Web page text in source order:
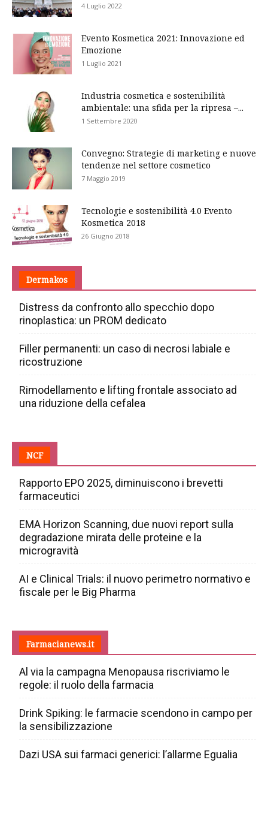
4 Luglio 2022
Evento Kosmetica 2021: Innovazione ed
Emozione
1 Luglio 2021
Industria cosmetica e sostenibilità
ambientale: una sfida per la ripresa –...
1 Settembre 2020
Convegno: Strategie di marketing e nuove
tendenze nel settore cosmetico
7 Maggio 2019
Tecnologie e sostenibilità 4.0 Evento
Kosmetica 2018
26 Giugno 2018
Dermakos
Distress da confronto allo specchio dopo
rinoplastica: un PROM dedicato
Filler permanenti: un caso di necrosi labiale e
ricostruzione
Rimodellamento e lifting frontale associato ad
una riduzione della cefalea
NCF
Rapporto EPO 2025, diminuiscono i brevetti
farmaceutici
EMA Horizon Scanning, due nuovi report sulla
degradazione mirata delle proteine e la
microgravità
AI e Clinical Trials: il nuovo perimetro normativo e
fiscale per le Big Pharma
Farmacianews.it
Al via la campagna Menopausa riscriviamo le
regole: il ruolo della farmacia
Drink Spiking: le farmacie scendono in campo per
la sensibilizzazione
Dazi USA sui farmaci generici: l’allarme Egualia